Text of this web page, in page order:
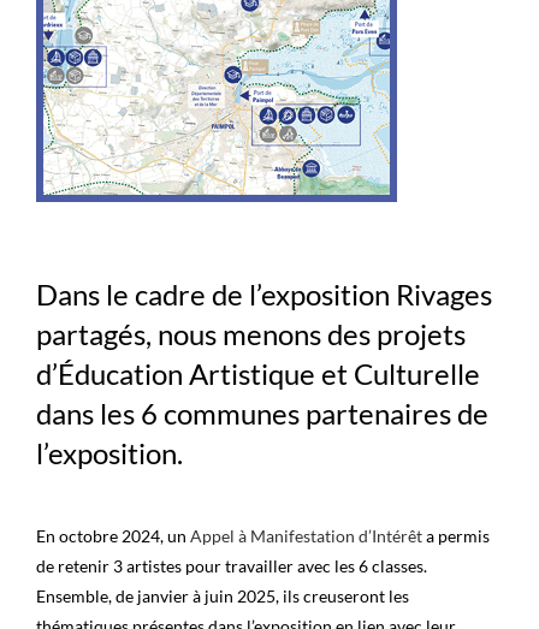
Dans le cadre de l’exposition Rivages
partagés, nous menons des projets
d’Éducation Artistique et Culturelle
dans les 6 communes partenaires de
l’exposition.
En octobre 2024, un Appel à Manifestation d’Intérêta permis
de retenir 3 artistes pour travailler avec les 6 classes.
Ensemble, de janvier à juin 2025, ils creuseront les